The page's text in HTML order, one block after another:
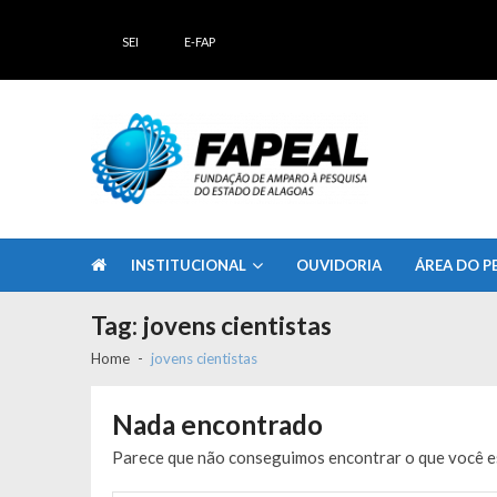
SEI E-FAP
INSTITUCIONAL OUVIDORIA ÁREA DO
Tag: jovens cientistas
Home jovens cientistas
Nada encontrado
Parece que não conseguimos encontrar o que você